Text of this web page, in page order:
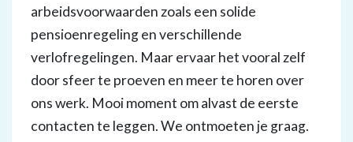
arbeidsvoorwaarden zoals een solide
pensioenregeling en verschillende
verlofregelingen. Maar ervaar het vooral zelf
door sfeer te proeven en meer te horen over
ons werk. Mooi moment om alvast de eerste
contacten te leggen. We ontmoeten je graag.